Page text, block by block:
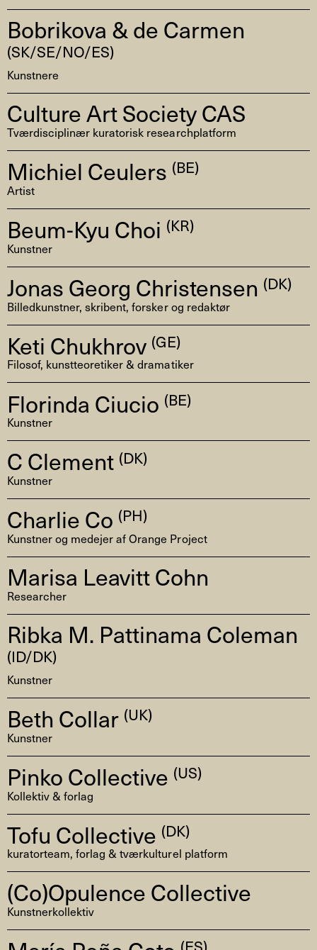
Bobrikova & de Carmen
(SK/SE/NO/ES)
Kunstnere
Culture Art Society CAS
Tværdisciplinær kuratorisk researchplatform
Michiel Ceulers (BE)
Artist
Beum-Kyu Choi (KR)
Kunstner
Jonas Georg Christensen (DK)
Billedkunstner, skribent, forsker og redaktør
Keti Chukhrov (GE)
Filosof, kunstteoretiker & dramatiker
Florinda Ciucio (BE)
Kunstner
C Clement (DK)
Kunstner
Charlie Co (PH)
Kunstner og medejer af Orange Project
Marisa Leavitt Cohn
Researcher
Ribka M. Pattinama Coleman
(ID/DK)
Kunstner
Beth Collar (UK)
Kunstner
Pinko Collective (US)
Kollektiv & forlag
Tofu Collective (DK)
kuratorteam, forlag & tværkulturel platform
(Co)Opulence Collective
Kunstnerkollektiv